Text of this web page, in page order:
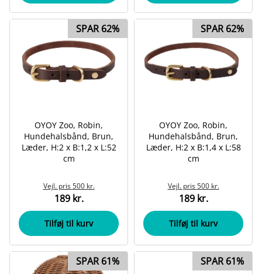
SPAR 62%
OYOY Zoo, Robin,
Hundehalsbånd, Brun,
Læder, H:2 x B:1,2 x L:52
cm
Vejl. pris500 kr.
189 kr.
Tilføj til kurv
SPAR 62%
OYOY Zoo, Robin,
Hundehalsbånd, Brun,
Læder, H:2 x B:1,4 x L:58
cm
Vejl. pris500 kr.
189 kr.
Tilføj til kurv
SPAR 61% SPAR 61%